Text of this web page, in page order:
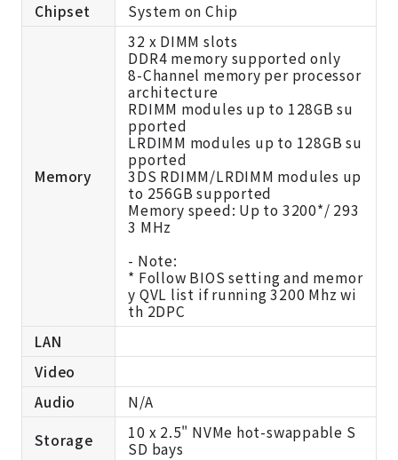
Chipset
System on Chip
Memory
32 x DIMM slots
DDR4 memory supported only
8-Channel memory per processor
architecture
RDIMM modules up to 128GB su
pported
LRDIMM modules up to 128GB su
pported
3DS RDIMM/LRDIMM modules up
to 256GB supported
Memory speed: Up to 3200*/ 293
3 MHz
- Note:
* Follow BIOS setting and memor
y QVL list if running 3200 Mhz wi
th 2DPC
LAN
Video
Audio
N/A
Storage
10 x 2.5" NVMe hot-swappable S
SD bays